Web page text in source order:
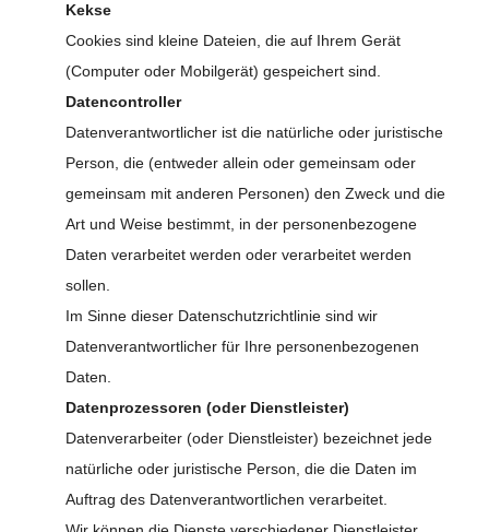
Kekse
Cookies sind kleine Dateien, die auf Ihrem Gerät
(Computer oder Mobilgerät) gespeichert sind.
Datencontroller
Datenverantwortlicher ist die natürliche oder juristische
Person, die (entweder allein oder gemeinsam oder
gemeinsam mit anderen Personen) den Zweck und die
Art und Weise bestimmt, in der personenbezogene
Daten verarbeitet werden oder verarbeitet werden
sollen.
Im Sinne dieser Datenschutzrichtlinie sind wir
Datenverantwortlicher für Ihre personenbezogenen
Daten.
Datenprozessoren (oder Dienstleister)
Datenverarbeiter (oder Dienstleister) bezeichnet jede
natürliche oder juristische Person, die die Daten im
Auftrag des Datenverantwortlichen verarbeitet.